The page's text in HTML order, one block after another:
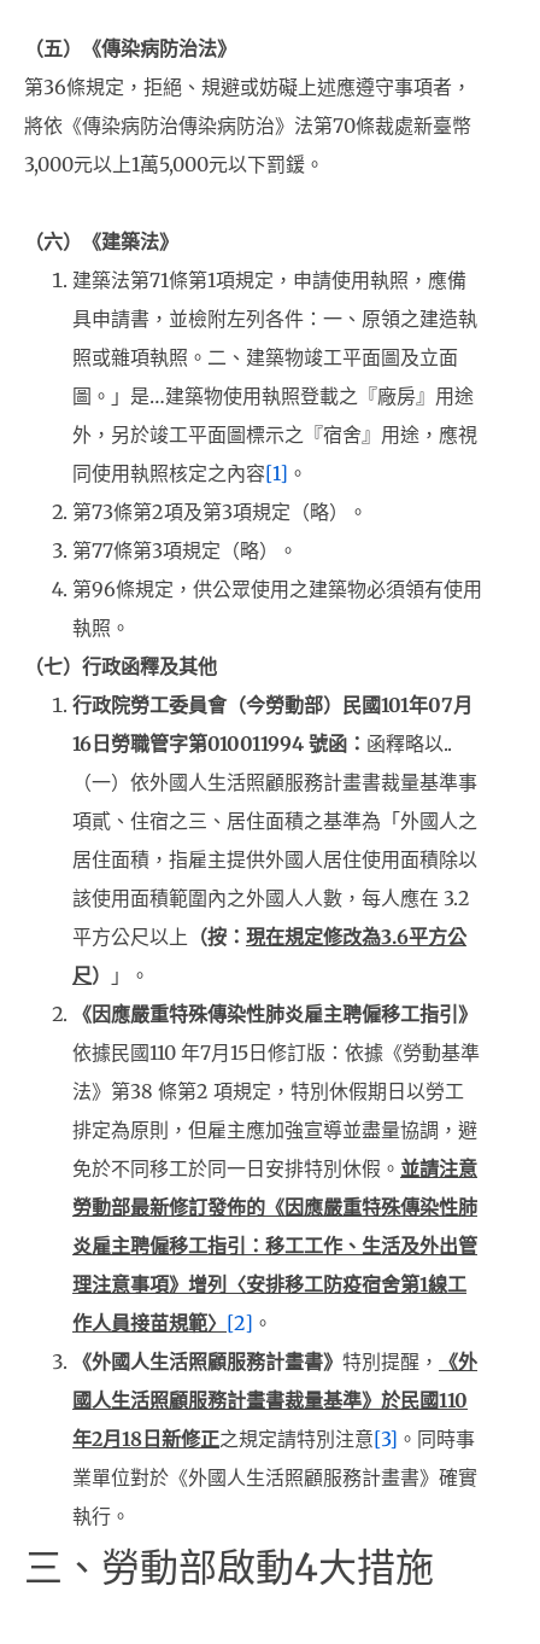
（五）《傳染病防治法》
第36條規定，拒絕、規避或妨礙上述應遵守事項者，
將依《傳染病防治傳染病防治》法第70條裁處新臺幣
3,000元以上1萬5,000元以下罰鍰。
（六）《建築法》
建築法第71條第1項規定，申請使用執照，應備
具申請書，並檢附左列各件：一、原領之建造執
照或雜項執照。二、建築物竣工平面圖及立面
圖。」是…建築物使用執照登載之『廠房』用途
外，另於竣工平面圖標示之『宿舍』用途，應視
同使用執照核定之內容[1] 。
第73條第2項及第3項規定（略）。
第77條第3項規定（略）。
第96條規定，供公眾使用之建築物必須領有使用
執照。
（七）行政函釋及其他
行政院勞工委員會（今勞動部）民國101年07月
16日勞職管字第010011994 號函： 函釋略以..
（一）依外國人生活照顧服務計畫書裁量基準事
項貳、住宿之三、居住面積之基準為「外國人之
居住面積，指雇主提供外國人居住使用面積除以
該使用面積範圍內之外國人人數，每人應在 3.2
平方公尺以上 （按： 現在規定修改為3.6平方公
尺）
」。
《因應嚴重特殊傳染性肺炎雇主聘僱移工指引》
依據民國110 年7月15日修訂版：依據《勞動基準
法》第38 條第2 項規定，特別休假期日以勞工
排定為原則，但雇主應加強宣導並盡量協調，避
免於不同移工於同一日安排特別休假。 並請注意
勞動部最新修訂發佈的《因應嚴重特殊傳染性肺
炎雇主聘僱移工指引：移工工作、生活及外出管
理注意事項》增列〈安排移工防疫宿舍第1線工
作人員接苗規範〉 [2] 。
《外國人生活照顧服務計畫書》 特別提醒，
《外
國人生活照顧服務計畫書裁量基準》於民國110
年2月18日新修正之規定請特別注意[3] 。同時事
業單位對於《外國人生活照顧服務計畫書》確實
執行。
三、勞動部啟動4大措施